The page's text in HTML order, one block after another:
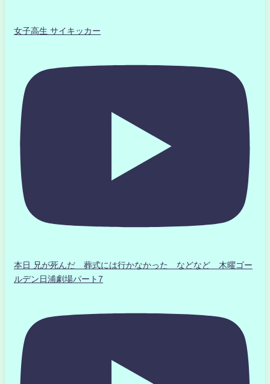
女子高生 サイキッカー
本日 兄が死んだ 葬式には行かなかった などなど 木曜ゴー
ルデン日浦劇場パート7